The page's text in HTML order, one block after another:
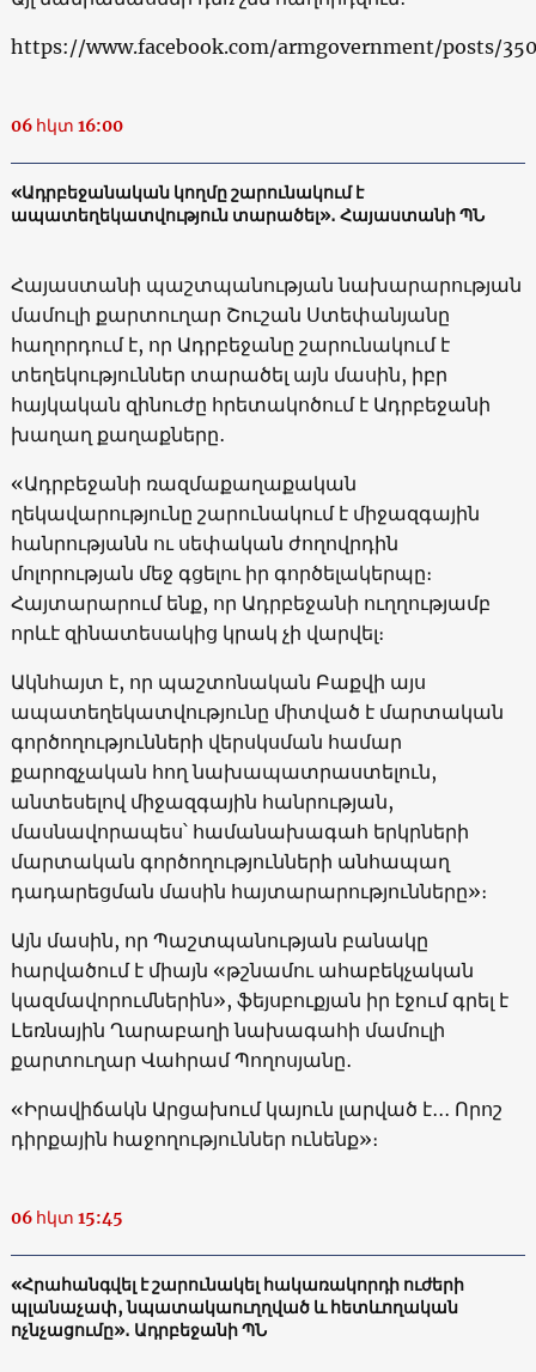
https://www.facebook.com/armgovernment/posts/
06 հկտ 16:00
«Ադրբեջանական կողմը շարունակում է
ապատեղեկատվություն տարածել»․ Հայաստանի ՊՆ
Հայաստանի պաշտպանության նախարարության
մամուլի քարտուղար Շուշան Ստեփանյանը
հաղորդում է, որ Ադրբեջանը շարունակում է
տեղեկություններ տարածել այն մասին, իբր
հայկական զինուժը հրետակոծում է Ադրբեջանի
խաղաղ քաղաքները․
«Ադրբեջանի ռազմաքաղաքական
ղեկավարությունը շարունակում է միջազգային
հանրությանն ու սեփական ժողովրդին
մոլորության մեջ գցելու իր գործելակերպը։
Հայտարարում ենք, որ Ադրբեջանի ուղղությամբ
որևէ զինատեսակից կրակ չի վարվել։
Ակնհայտ է, որ պաշտոնական Բաքվի այս
ապատեղեկատվությունը միտված է մարտական
գործողությունների վերսկսման համար
քարոզչական հող նախապատրաստելուն,
անտեսելով միջազգային հանրության,
մասնավորապես՝ համանախագահ երկրների
մարտական գործողությունների անհապաղ
դադարեցման մասին հայտարարությունները»։
Այն մասին, որ Պաշտպանության բանակը
հարվածում է միայն «թշնամու ահաբեկչական
կազմավորումներին», ֆեյսբուքյան իր էջում գրել է
Լեռնային Ղարաբաղի նախագահի մամուլի
քարտուղար Վահրամ Պողոսյանը․
«Իրավիճակն Արցախում կայուն լարված է․․․ Որոշ
դիրքային հաջողություններ ունենք»։
06 հկտ 15:45
«Հրահանգվել է շարունակել հակառակորդի ուժերի
պլանաչափ, նպատակաուղղված և հետևողական
ոչնչացումը»․ Ադրբեջանի ՊՆ